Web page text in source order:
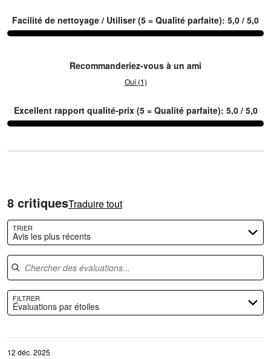
et
3
Facilité de nettoyage / Utiliser (5 = Qualité parfaite): 5,0 / 5,0
Recommanderiez-vous à un ami
Oui (1)
Excellent rapport qualité-prix (5 = Qualité parfaite): 5,0 / 5,0
8 critiquesTraduire tout
TRIER
Avis les plus récents
Chercher des évaluations
FILTRER
Évaluations par étoiles
12 déc. 2025